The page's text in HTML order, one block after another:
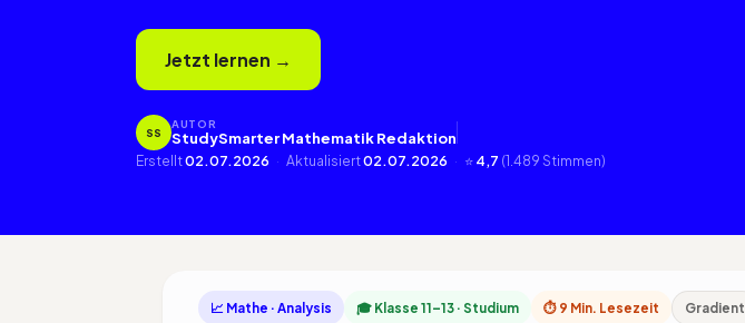
Jetzt lernen →
SS
AUTOR
StudySmarter Mathematik Redaktion
Erstellt02.07.2026 · Aktualisiert02.07.2026 · ⭐ 4,7 (1.489 Stimmen)
📈 Mathe · Analysis 🎓 Klasse 11–13 · Studium ⏱ 9 Min. Lesezeit Gradient